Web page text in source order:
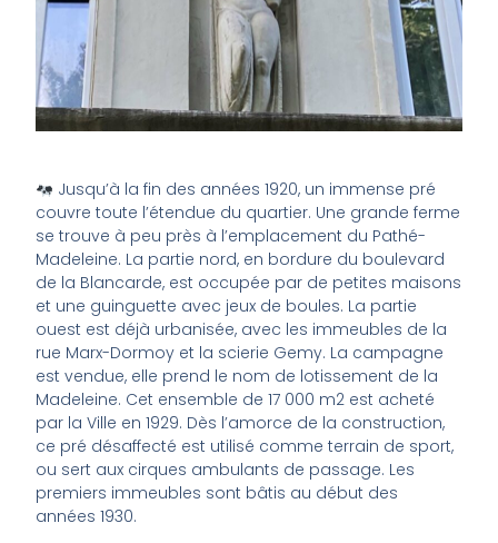
Jusqu’à la fin des années 1920, un immense pré
couvre toute l’étendue du quartier. Une grande ferme
se trouve à peu près à l’emplacement du Pathé-
Madeleine. La partie nord, en bordure du boulevard
de la Blancarde, est occupée par de petites maisons
et une guinguette avec jeux de boules. La partie
ouest est déjà urbanisée, avec les immeubles de la
rue Marx-Dormoy et la scierie Gemy. La campagne
est vendue, elle prend le nom de lotissement de la
Madeleine. Cet ensemble de 17 000 m2 est acheté
par la Ville en 1929. Dès l’amorce de la construction,
ce pré désaffecté est utilisé comme terrain de sport,
ou sert aux cirques ambulants de passage. Les
premiers immeubles sont bâtis au début des
années 1930.